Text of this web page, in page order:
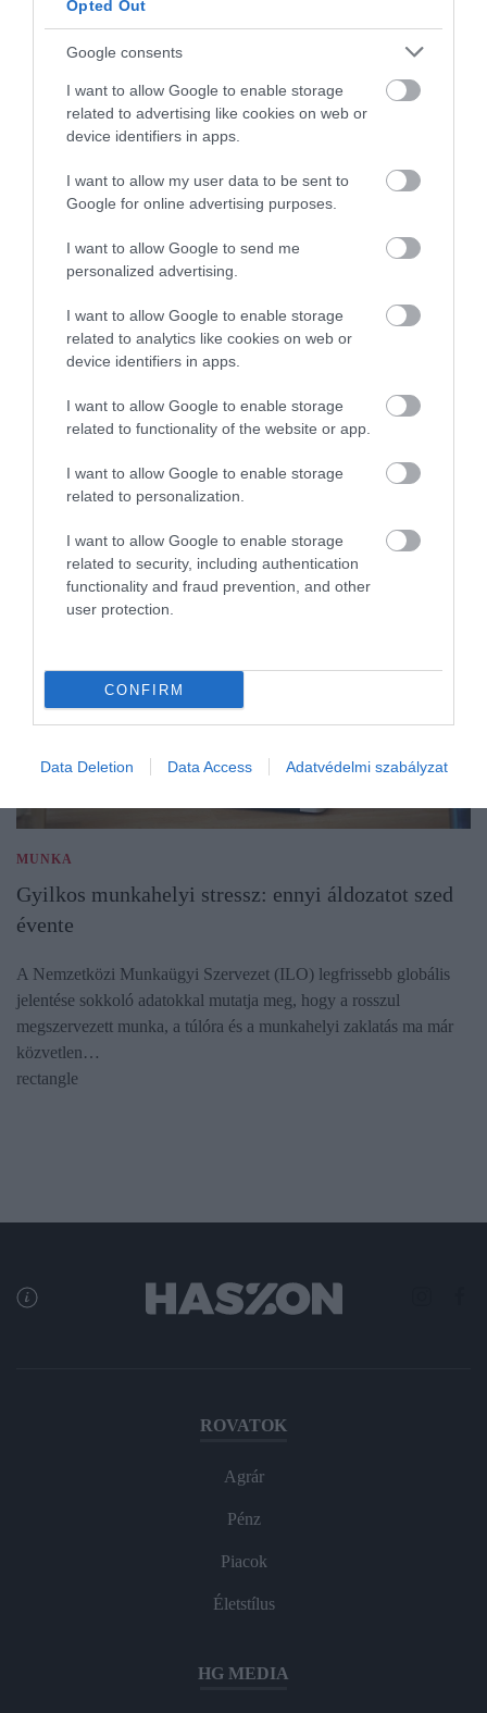
Opted Out
Google consents
I want to allow Google to enable storage
related to advertising like cookies on web or
device identifiers in apps.
I want to allow my user data to be sent to
Google for online advertising purposes.
I want to allow Google to send me
personalized advertising.
I want to allow Google to enable storage
related to analytics like cookies on web or
device identifiers in apps.
I want to allow Google to enable storage
related to functionality of the website or app.
I want to allow Google to enable storage
related to personalization.
I want to allow Google to enable storage
related to security, including authentication
functionality and fraud prevention, and other
user protection.
CONFIRM
Data Deletion Data Access Adatvédelmi szabályzat
Érdemes most vásárolni? Kétarcú a Velencei-tó
ingatlanpiaca
Bár a Velencei-tó kritikus, mindössze 60 centiméter körüli
ökológiai válság még nem hozott pánikszerű összeomlást a térség
lakáspiacán. A…
MUNKA
Gyilkos munkahelyi stressz: ennyi áldozatot szed
évente
A Nemzetközi Munkaügyi Szervezet (ILO) legfrissebb globális
jelentése sokkoló adatokkal mutatja meg, hogy a rosszul
megszervezett munka, a túlóra és a munkahelyi zaklatás ma már
közvetlen…
rectangle
ROVATOK
Agrár
Pénz
Piacok
Életstílus
HG MEDIA